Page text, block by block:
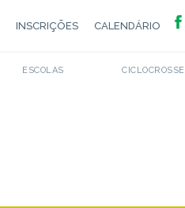
INSCRIÇÕES CALENDÁRIO
ESCOLAS CICLOCROSSE